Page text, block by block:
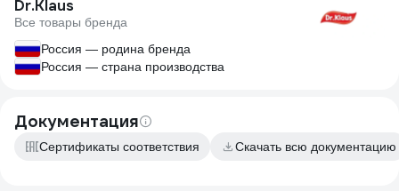
Dr.Klaus
Все товары бренда
Россия — родина бренда
Россия — страна производства
Документация
Сертификаты соответствия Скачать всю документацию